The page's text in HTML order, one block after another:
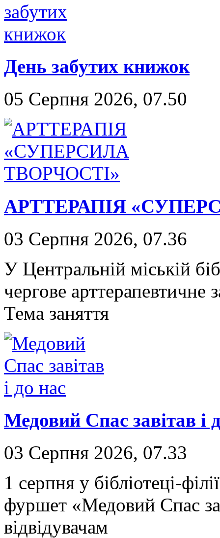
День забутих книжок
05 Серпня 2026, 07.50
АРТТЕРАПІЯ
03 Серпня 2026, 07.36
У Центральній міській
чергове арттерапевтичне
Тема заняття
Медовий Спас завітав і
03 Серпня 2026, 07.33
1 серпня у бібліотеці-
фуршет «Медовий Спас
відвідувачам